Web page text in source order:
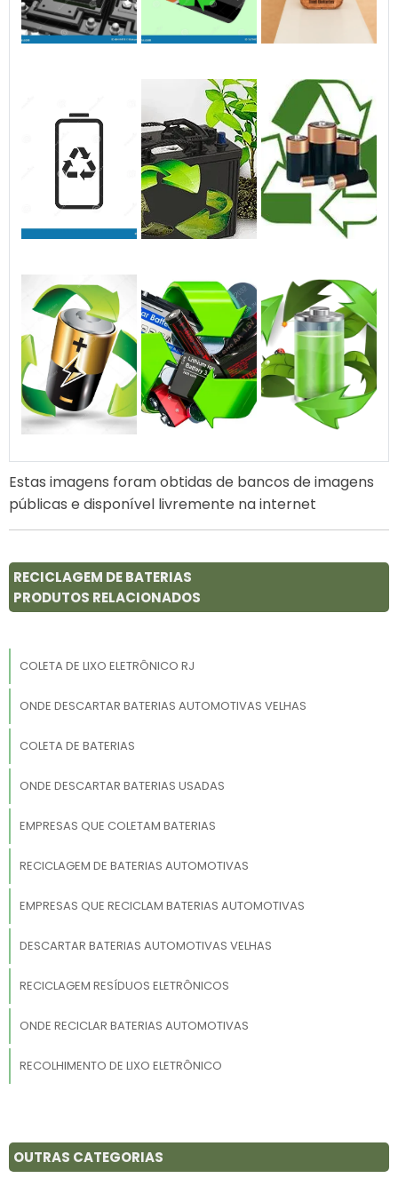
Estas imagens foram obtidas de bancos de imagens
públicas e disponível livremente na internet
RECICLAGEM DE BATERIAS
PRODUTOS RELACIONADOS
COLETA DE LIXO ELETRÔNICO RJ
ONDE DESCARTAR BATERIAS AUTOMOTIVAS VELHAS
COLETA DE BATERIAS
ONDE DESCARTAR BATERIAS USADAS
EMPRESAS QUE COLETAM BATERIAS
RECICLAGEM DE BATERIAS AUTOMOTIVAS
EMPRESAS QUE RECICLAM BATERIAS AUTOMOTIVAS
DESCARTAR BATERIAS AUTOMOTIVAS VELHAS
RECICLAGEM RESÍDUOS ELETRÔNICOS
ONDE RECICLAR BATERIAS AUTOMOTIVAS
RECOLHIMENTO DE LIXO ELETRÔNICO
PREÇO DE SUCATA DE BATERIA
OUTRAS CATEGORIAS